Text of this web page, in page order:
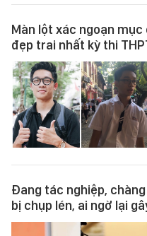
Màn lột xác ngoạn
đẹp trai nhất kỳ thi
Đang tác nghiệp,
bị chụp lén, ai ngờ lại